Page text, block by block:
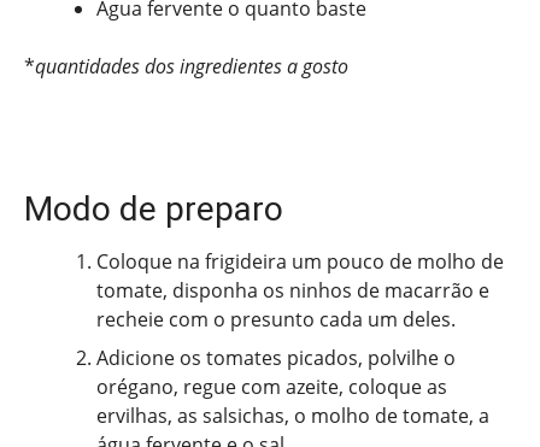
Água fervente o quanto baste
*quantidades dos ingredientes a gosto
Modo de preparo
Coloque na frigideira um pouco de molho de
tomate, disponha os ninhos de macarrão e
recheie com o presunto cada um deles.
Adicione os tomates picados, polvilhe o
orégano, regue com azeite, coloque as
ervilhas, as salsichas, o molho de tomate, a